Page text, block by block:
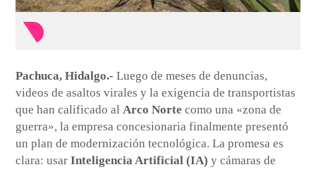
Pachuca, Hidalgo.- Luego de meses de denuncias,
videos de asaltos virales y la exigencia de transportistas
que han calificado al Arco Norte como una «zona de
guerra», la empresa concesionaria finalmente presentó
un plan de modernización tecnológica. La promesa es
clara: usarInteligencia Artificial (IA) y cámaras de